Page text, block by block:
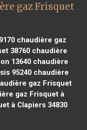
gaz Frisquet
chaudière gaz
38760 chaudière
13640chaudière
95240chaudière
gaz Frisquet
gaz Frisquet à
à Clapiers 34830